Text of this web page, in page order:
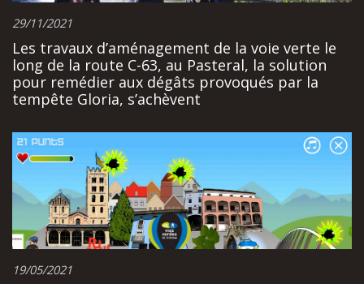
29/11/2021
Les travaux d’aménagement de la voie verte le
long de la route C-63, au Pasteral, la solution
pour remédier aux dégâts provoqués par la
tempête Gloria, s’achèvent
19/05/2021